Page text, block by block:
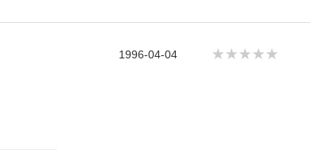
1996-04-04 ★★★★★